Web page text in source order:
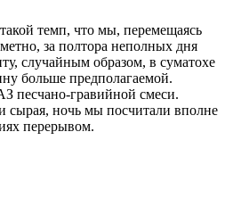
темп, что мы, перемещаясь
за полтора неполных дня
случайным образом, в суматохе
больше предполагаемой.
песчано-гравийной смеси.
сырая, ночь мы посчитали вполне
перерывом.